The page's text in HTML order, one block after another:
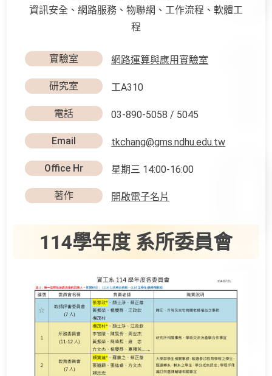
資訊安全、網路服務、物聯網、工作流程、軟體工
程
實驗室 網路運算與應用實驗室
研究室 工A310
電話 03-890-5058 / 5045
Email tkchang@gms.ndhu.edu.tw
Office Hr 星期三 14:00-16:00
著作 開啟電子名片
114學年度 系所委員會